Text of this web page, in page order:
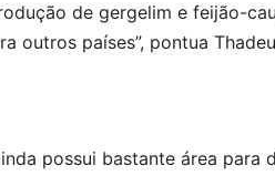
de gergelim e feijão-
outros países”, pontua
possui bastante área